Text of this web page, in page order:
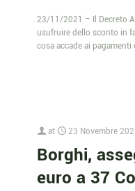
23/11/2021 – Il Decreto
usufruire dello sconto in
cosa accade ai
at 23 Novembre
Borghi,
euro a 37